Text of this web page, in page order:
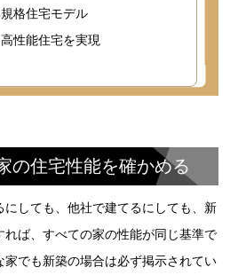
格住宅モデル
性能住宅を実現
の住宅性能を確かめる
しても、他社で建てるにしても、新
ば、すべての家の性能が同じ基準で
でも新築の場合は必ず掲示されてい